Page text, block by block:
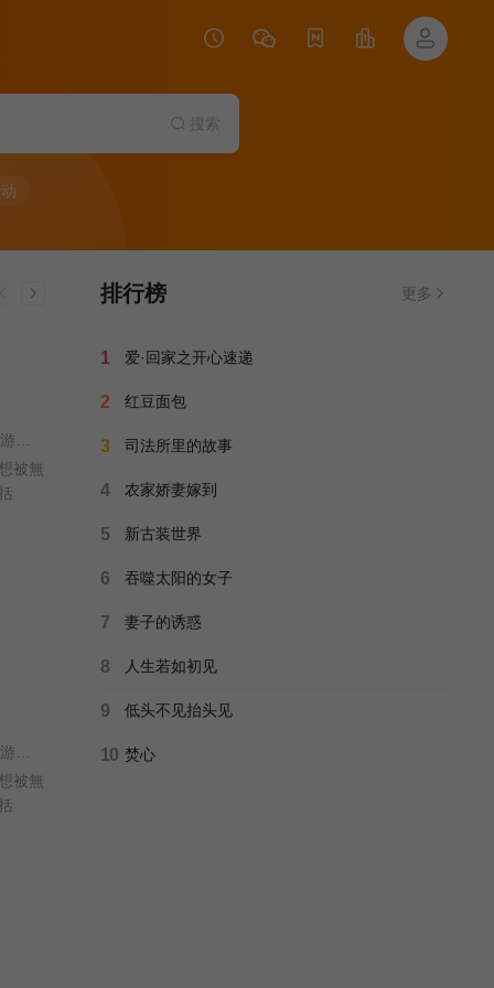
搜索
被無
被無
排行榜 更多
1 爱·回家之开心速递
2 红豆面包
3 司法所里的故事
4 农家娇妻嫁到
5 新古装世界
6 吞噬太阳的女子
7 妻子的诱惑
8 人生若如初见
9 低头不见抬头见
10 焚心